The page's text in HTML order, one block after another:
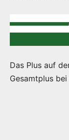
Das Plus auf
Gesamtplus